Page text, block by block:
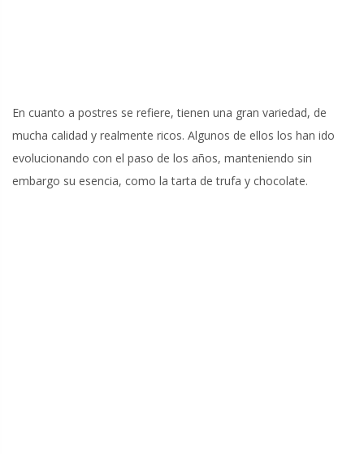
En cuanto a postres se refiere, tienen una gran variedad, de
mucha calidad y realmente ricos. Algunos de ellos los han ido
evolucionando con el paso de los años, manteniendo sin
embargo su esencia, como la tarta de trufa y chocolate.